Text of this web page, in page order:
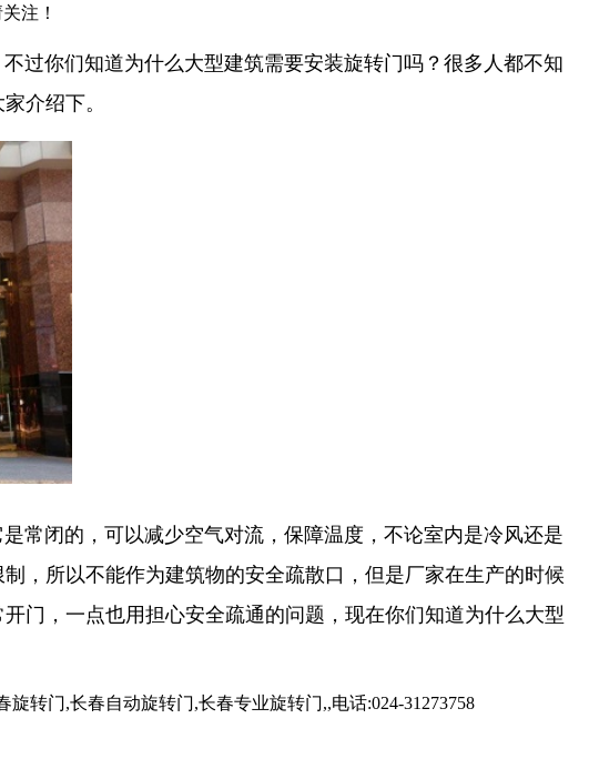
注！
过你们知道为什么大型建筑需要安装旋转门吗？很多人都不知
介绍下。
闭的，可以减少空气对流，保障温度，不论室内是冷风还是
，所以不能作为建筑物的安全疏散口，但是厂家在生产的时候
门，一点也用担心安全疏通的问题，现在你们知道为什么大型
转门,长春自动旋转门,长春专业旋转门,,电话:024-31273758